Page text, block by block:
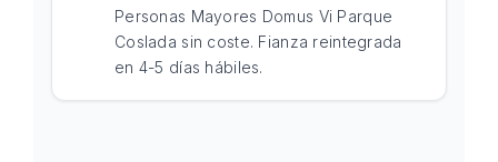
Personas Mayores Domus Vi Parque
Coslada sin coste. Fianza reintegrada
en 4-5 días hábiles.